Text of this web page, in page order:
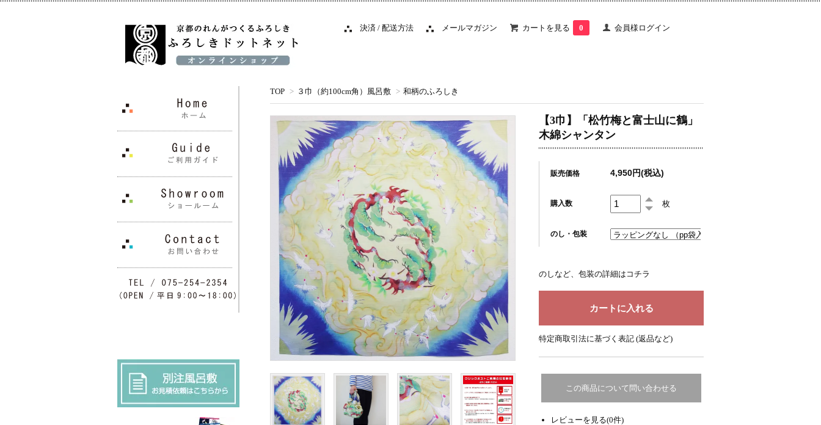
決済 / 配送方法 メールマガジン カートを見る 0 会員様ログイン
TOP > ３巾（約100cm角）風呂敷 > 和柄のふろしき
【3巾】「松竹梅と富士山に鶴」
木綿シャンタン
販売価格 4,950円(税込)
購入数 枚
のし・包装
のしなど、包装の詳細はコチラ
特定商取引法に基づく表記 (返品など)
この商品について問い合わせる
レビューを見る(0件)